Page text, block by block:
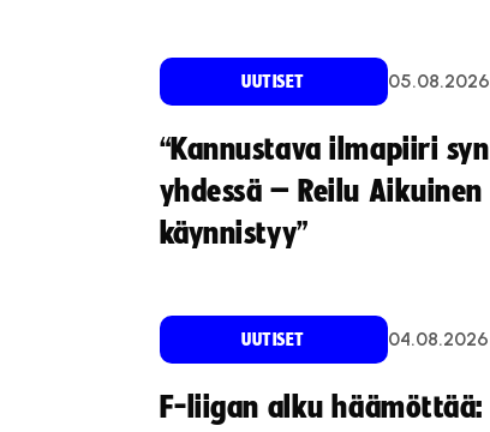
UUTISET 05.08.2026
“Kannustava ilmapiiri
yhdessä – Reilu
käynnistyy”
UUTISET 04.08.2026
F-liigan alku häämöttää: